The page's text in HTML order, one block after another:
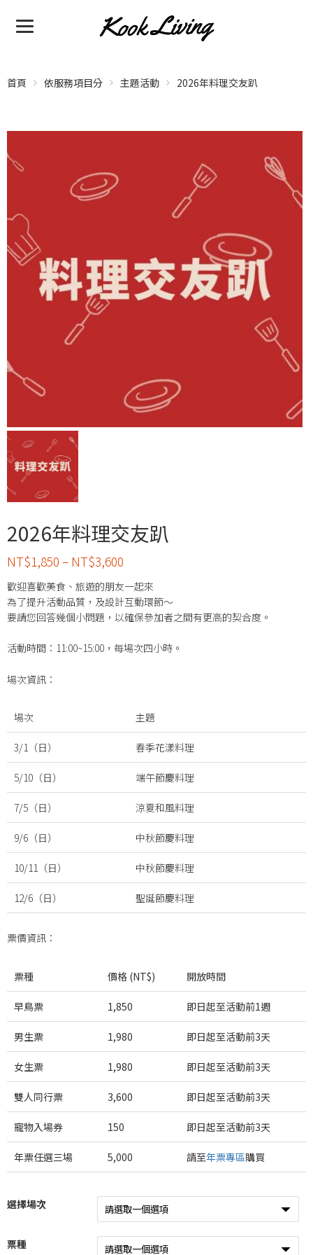
首頁 依服務項目分 主題活動 2026年料理交友趴
2026年料理交友趴
NT$1,850 – NT$3,600
歡迎喜歡美食、旅遊的朋友一起來
為了提升活動品質，及設計互動環節～
要請您回答幾個小問題，以確保參加者之間有更高的契合度。
活動時間：11:00~15:00，每場次四小時。
場次資訊：
場次 主題
3/1（日） 春季花漾料理
5/10（日） 端午節慶料理
7/5（日） 涼夏和風料理
9/6（日） 中秋節慶料理
10/11（日） 中秋節慶料理
12/6（日） 聖誕節慶料理
票價資訊：
票種 價格 (NT$) 開放時間
早鳥票 1,850 即日起至活動前1週
男生票 1,980 即日起至活動前3天
女生票 1,980 即日起至活動前3天
雙人同行票 3,600 即日起至活動前3天
寵物入場券 150 即日起至活動前3天
年票任選三場 5,000 請至年票專區購買
選擇場次
票種